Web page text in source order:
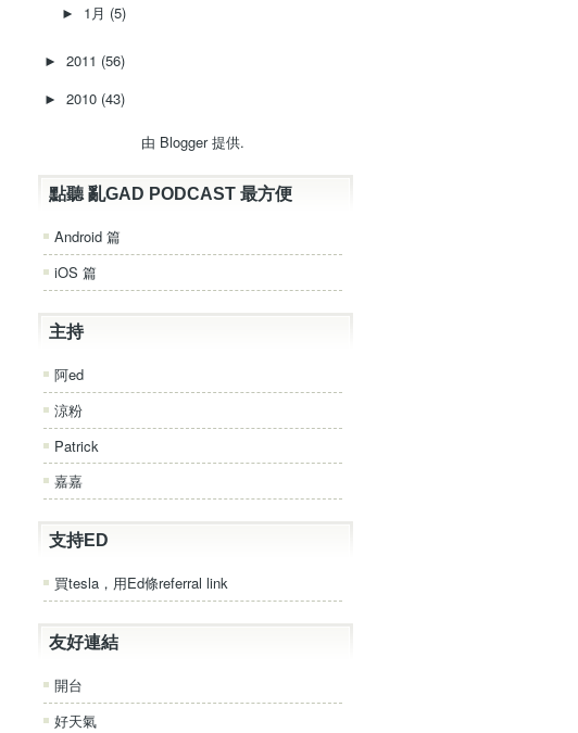
► 1月 (5)
► 2011 (56)
► 2010 (43)
由 Blogger提供.
點聽 亂GAD PODCAST 最方便
Android 篇
iOS 篇
主持
阿ed
涼粉
Patrick
嘉嘉
支持ED
買tesla，用Ed條referral link
友好連結
開台
好天氣